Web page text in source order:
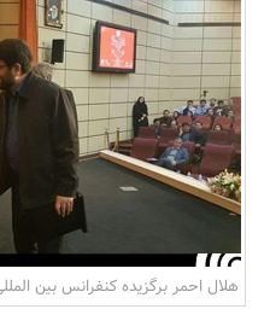
هلال احمر برگزیده کنفرانس بین